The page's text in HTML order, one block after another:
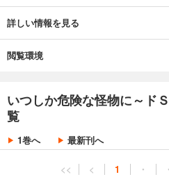
詳しい情報を見る
閲覧環境
いつしか危険な怪物に～ド
覧
1巻へ 最新刊へ
<< < 1 ・ ・